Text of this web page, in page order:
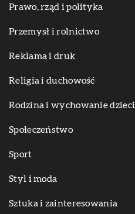
Prawo, rząd i polityka
Przemysł i rolnictwo
Reklama i druk
Religia i duchowość
Rodzina i wychowanie dzieci
Społeczeństwo
Sport
Styl i moda
Sztuka i zainteresowania